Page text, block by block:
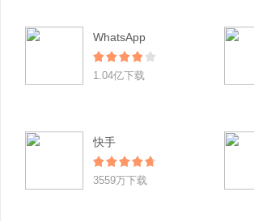
WhatsApp
1.04亿下载
快手
3559万下载